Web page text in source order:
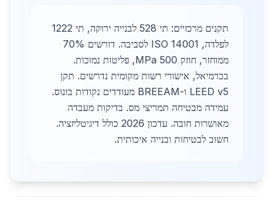
תקנים מרכזיים: תי 528 לבנייה ירוקה, תי 1222
לפלדה, ISO 14001 לסביבה. דורשים 70%
ממוחזר, חוזק 500 MPa, פליטות נמוכות.
בכרמיאל, אישורי רשות מקומית נדרשים. תקן
LEED v5 ו-BREEAM מעודדים נקודות בונוס.
עמידה מבטיחה תמריצי מס. בדיקות מעבדה
מאושרות חובה. עדכון 2026 כולל דיגיטליזציה.
חשוב לבטיחות ובנייה איכותית.